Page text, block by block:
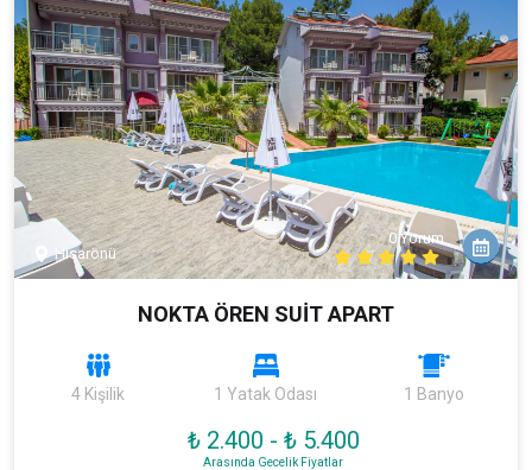
Hisarönü
0 Yorum
NOKTA ÖREN SUİT APART
4 Kişilik 1 Yatak Odası 1 Banyo
₺ 2.400 - ₺ 5.400
Arasında Gecelik Fiyatlar